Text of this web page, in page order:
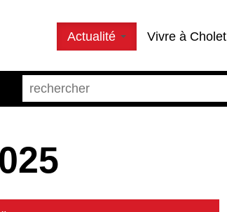
Actualité Vivre à Cholet